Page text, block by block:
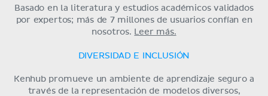
Basado en la literatura y estudios académicos validados
por expertos; más de 7 millones de usuarios confían en
nosotros. Leer más.
DIVERSIDAD E INCLUSIÓN
Kenhub promueve un ambiente de aprendizaje seguro a
través de la representación de modelos diversos,